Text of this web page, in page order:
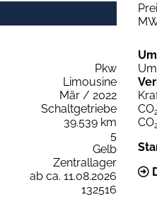
Pkw
Limousine
Mär / 2022
Schaltgetriebe
39.539 km
5
Gelb
Zentrallager
ab ca. 11.08.2026
132516
CO
CO